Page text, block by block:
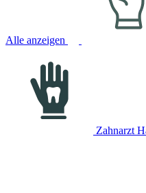
Alle anzeigen
Zahnarzt